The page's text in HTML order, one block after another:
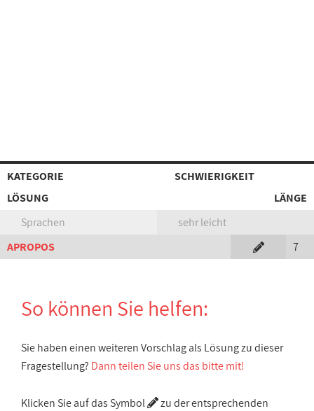
KATEGORIE
SCHWIERIGKEIT
LÖSUNG
LÄNGE
Sprachen
sehr leicht
APROPOS
7
So können Sie helfen:
Sie haben einen weiteren Vorschlag als Lösung zu dieser
Fragestellung? Dann teilen Sie uns das bitte mit!
Klicken Sie auf das Symbol
zu der entsprechenden